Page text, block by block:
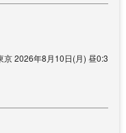
京 2026年8月10日(月) 昼0:3